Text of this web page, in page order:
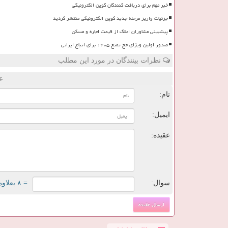
خبر مهم برای دریافت کنندگان کوپن الکترونیکی
جزئیات واریز مرحله جدید کوپن الکترونیکی منتشر گردید
پیشبینی مشاوران املاک از قیمت اجاره و مسکن
صدور اولین ویزای حج تمتع ۱۴۰۵ برای اتباع ایرانی
نظرات بینندگان در مورد این مطلب
نام:
ایمیل:
عقیده:
سوال: = ۸ بعلاوه ۵